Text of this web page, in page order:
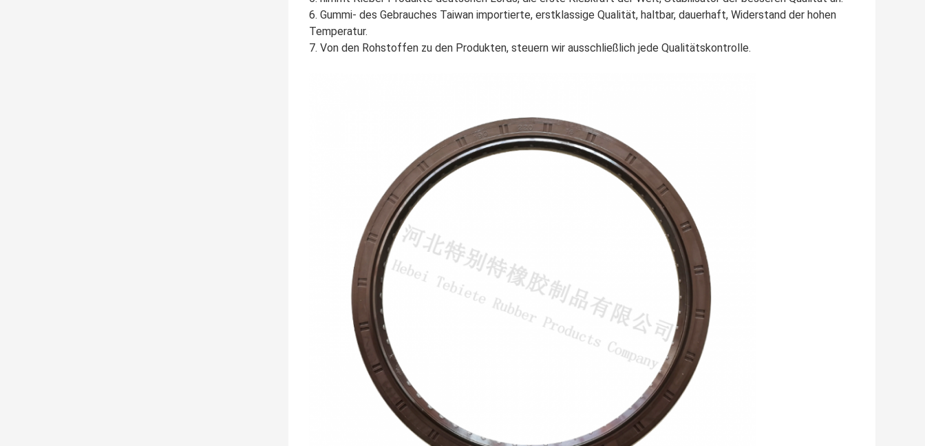
6. Gummi- des Gebrauches Taiwan importierte, erstklassige Qualität, haltbar, dauerhaft, Widerstand der hohen
Temperatur.
7. Von den Rohstoffen zu den Produkten, steuern wir ausschließlich jede Qualitätskontrolle.